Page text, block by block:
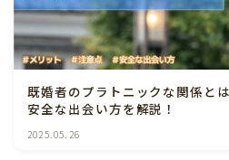
既婚者のプラトニックな関係と
安全な出会い方を解説！
2025.05.26